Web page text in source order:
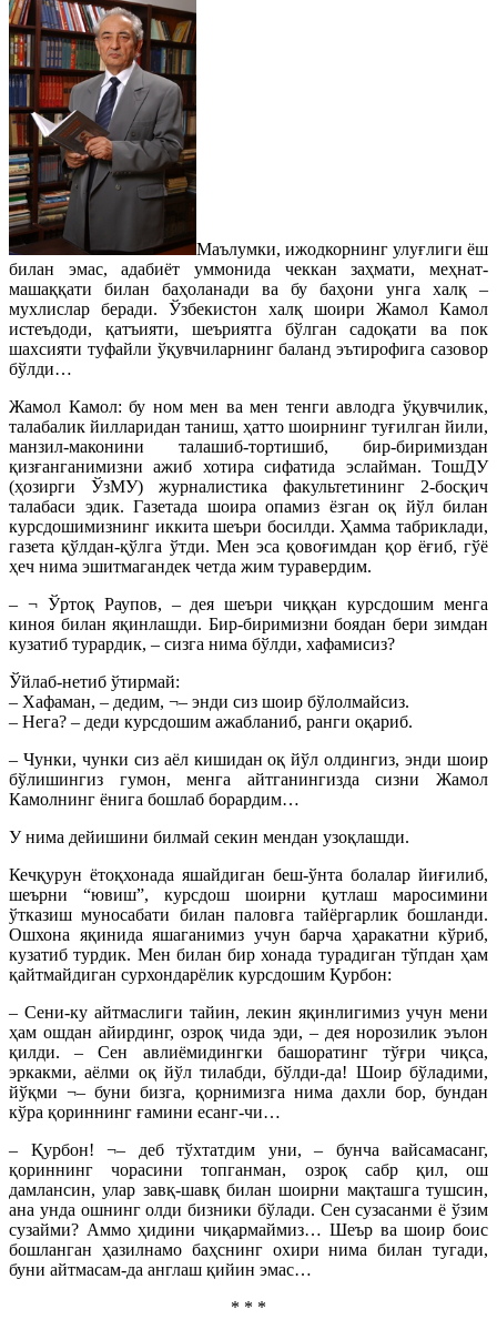
Маълумки, ижодкорнинг улуғлиги ёш
билан эмас, адабиёт уммонида чеккан заҳмати, меҳнат-
машаққати билан баҳоланади ва бу баҳони унга халқ –
мухлислар беради. Ўзбекистон халқ шоири Жамол Камол
истеъдоди, қатъияти, шеъриятга бўлган садоқати ва пок
шахсияти туфайли ўқувчиларнинг баланд эътирофига сазовор
бўлди…
Жамол Камол: бу ном мен ва мен тенги авлодга ўқувчилик,
талабалик йилларидан таниш, ҳатто шоирнинг туғилган йили,
манзил-маконини талашиб-тортишиб, бир-биримиздан
қизғанганимизни ажиб хотира сифатида эслайман. ТошДУ
(ҳозирги ЎзМУ) журналистика факультетининг 2-босқич
талабаси эдик. Газетада шоира опамиз ёзган оқ йўл билан
курсдошимизнинг иккита шеъри босилди. Ҳамма табриклади,
газета қўлдан-қўлга ўтди. Мен эса қовоғимдан қор ёғиб, гўё
ҳеч нима эшитмагандек четда жим туравердим.
– ¬ Ўртоқ Раупов, – дея шеъри чиққан курсдошим менга
киноя билан яқинлашди. Бир-биримизни боядан бери зимдан
кузатиб турардик, – сизга нима бўлди, хафамисиз?
Ўйлаб-нетиб ўтирмай:
– Хафаман, – дедим, ¬– энди сиз шоир бўлолмайсиз.
– Нега? – деди курсдошим ажабланиб, ранги оқариб.
– Чунки, чунки сиз аёл кишидан оқ йўл олдингиз, энди шоир
бўлишингиз гумон, менга айтганингизда сизни Жамол
Камолнинг ёнига бошлаб борардим…
У нима дейишини билмай секин мендан узоқлашди.
Кечқурун ётоқхонада яшайдиган беш-ўнта болалар йиғилиб,
шеърни “ювиш”, курсдош шоирни қутлаш маросимини
ўтказиш муносабати билан паловга тайёргарлик бошланди.
Ошхона яқинида яшаганимиз учун барча ҳаракатни кўриб,
кузатиб турдик. Мен билан бир хонада турадиган тўпдан ҳам
қайтмайдиган сурхондарёлик курсдошим Қурбон:
– Сени-ку айтмаслиги тайин, лекин яқинлигимиз учун мени
ҳам ошдан айирдинг, озроқ чида эди, – дея норозилик эълон
қилди. – Сен авлиёмидингки башоратинг тўғри чиқса,
эркакми, аёлми оқ йўл тилабди, бўлди-да! Шоир бўладими,
йўқми ¬– буни бизга, қорнимизга нима дахли бор, бундан
кўра қориннинг ғамини есанг-чи…
– Қурбон! ¬– деб тўхтатдим уни, – бунча вайсамасанг,
қориннинг чорасини топганман, озроқ сабр қил, ош
дамлансин, улар завқ-шавқ билан шоирни мақташга тушсин,
ана унда ошнинг олди бизники бўлади. Сен сузасанми ё ўзим
сузайми? Аммо ҳидини чиқармаймиз… Шеър ва шоир боис
бошланган ҳазилнамо баҳснинг охири нима билан тугади,
буни айтмасам-да англаш қийин эмас…
* * *